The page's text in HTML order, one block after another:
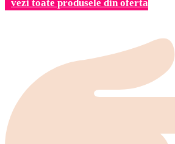
vezi toate produsele din oferta